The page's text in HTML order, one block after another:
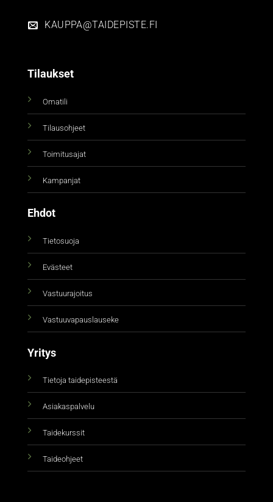
KAUPPA@TAIDEPISTE.FI
Tilaukset
Omatili
Tilausohjeet
Toimitusajat
Kampanjat
Ehdot
Tietosuoja
Evästeet
Vastuurajoitus
Vastuuvapauslauseke
Yritys
Tietoja taidepisteestä
Asiakaspalvelu
Taidekurssit
Taideohjeet